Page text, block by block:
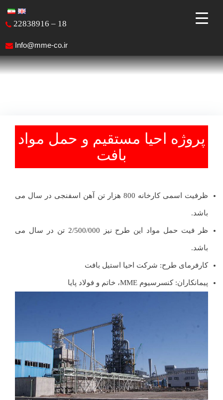
content
22838916 – 18
Info@mme-co.ir
پروژه احیا مستقیم و حمل مواد
بافت
ظرفیت اسمی کارخانه 800 هزار تن آهن اسفنجی در سال می
باشد.
ظر فیت حمل مواد این طرح نیز 2/500/000 تن در سال می
باشد.
کارفرمای طرح: شرکت احیا استیل بافت
پیمانکاران: کنسرسیوم MME، خاتم و فولاد پایا